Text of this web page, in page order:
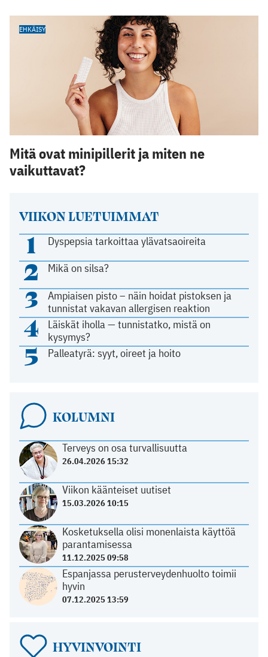
VIIKON LUETUIMMAT
1 Dyspepsia tarkoittaa ylävatsaoireita
2 Mikä on silsa?
3
Ampiaisen pisto – näin hoidat pistoksen ja
tunnistat vakavan allergisen reaktion
4
Läiskät iholla — tunnistatko, mistä on
kysymys?
5 Palleatyrä: syyt, oireet ja hoito
KOLUMNI
Terveys on osa turvallisuutta
26.04.2026 15:32
Viikon käänteiset uutiset
15.03.2026 10:15
Kosketuksella olisi monenlaista käyttöä
parantamisessa
11.12.2025 09:58
Espanjassa perusterveydenhuolto toimii
hyvin
07.12.2025 13:59
HYVINVOINTI
EHKÄISY
Mitä ovat minipillerit ja miten ne
vaikuttavat?